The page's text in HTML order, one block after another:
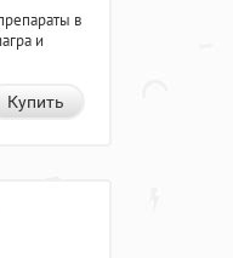
в
и
Купить